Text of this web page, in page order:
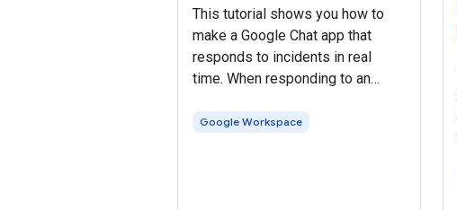
This tutorial shows you how to
make a Google Chat app that
responds to incidents in real
time. When responding to an
populates a Chat space,
Google Workspace